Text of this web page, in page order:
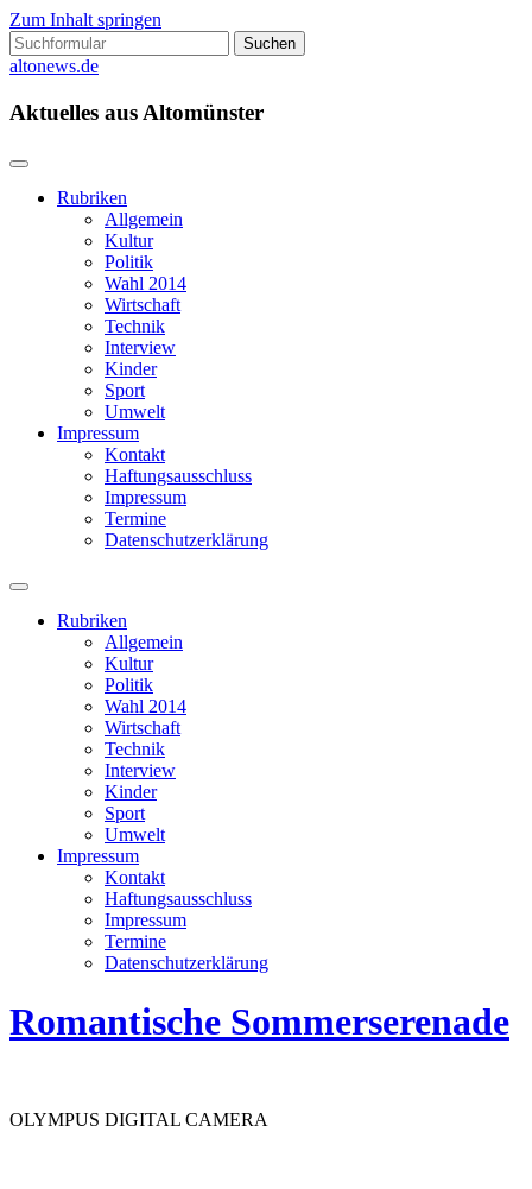
Zum Inhalt springen
Suchen
nach:
altonews.de
Aktuelles aus Altomünster
Rubriken
Allgemein
Kultur
Politik
Wahl 2014
Wirtschaft
Technik
Interview
Kinder
Sport
Umwelt
Impressum
Kontakt
Haftungsausschluss
Impressum
Termine
Datenschutzerklärung
Suchfeld
ein-/ausblenden
Rubriken
Allgemein
Kultur
Politik
Wahl 2014
Wirtschaft
Technik
Interview
Kinder
Sport
Umwelt
Impressum
Kontakt
Haftungsausschluss
Impressum
Termine
Datenschutzerklärung
Romantische Sommerserenade
OLYMPUS DIGITAL CAMERA